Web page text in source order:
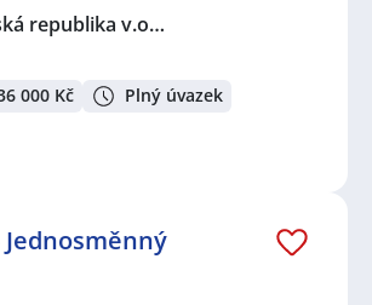
republika v.o…
000 Kč Plný úvazek